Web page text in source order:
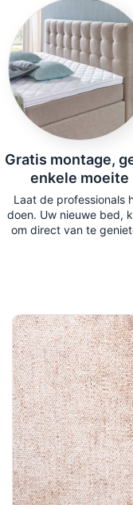
lichaam aan en
slaaphouding in
kern zijn bekleed
wat zorgt voor
✅ Zachte,
aan uw lichaam
✅ Orthopedische
gewrichten
✅
60°C)
✔️ 8 cm
✔️ Individueel
ondersteuning van
Gratis montage,
enkele moeite
Laat de professionals
doen. Uw nieuwe bed,
om direct van te